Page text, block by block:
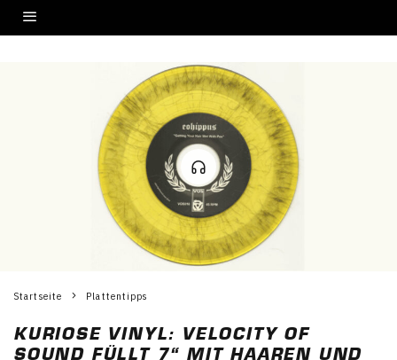
Startseite Plattentipps
KURIOSE VINYL: VELOCITY OF
SOUND FÜLLT 7“ MIT HAAREN UND